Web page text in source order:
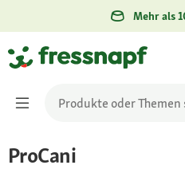
Mehr als
ProCani